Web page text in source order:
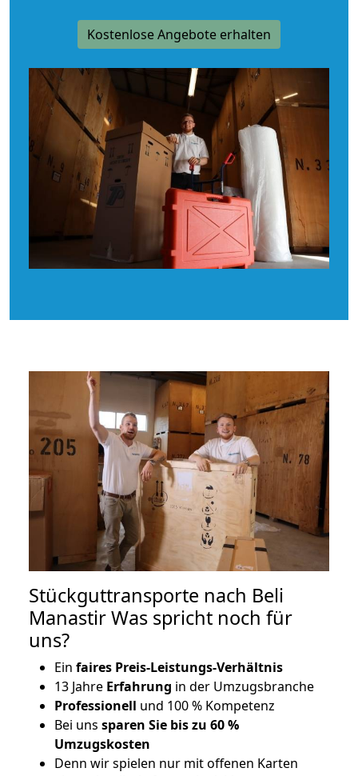
Kostenlose Angebote erhalten
Stückguttransporte nach Beli
Manastir Was spricht noch für
uns?
Ein faires Preis-Leistungs-Verhältnis
13 Jahre Erfahrung in der Umzugsbranche
Professionell und 100 % Kompetenz
Bei uns sparen Sie bis zu 60 %
Umzugskosten
Denn wir spielen nur mit offenen Karten